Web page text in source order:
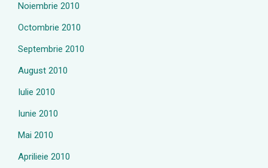
Noiembrie 2010
Octombrie 2010
Septembrie 2010
August 2010
Iulie 2010
Iunie 2010
Mai 2010
Aprilieie 2010